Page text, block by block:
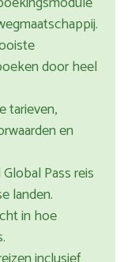
door heel
tarieven,
en
Pass reis
landen.
in hoe